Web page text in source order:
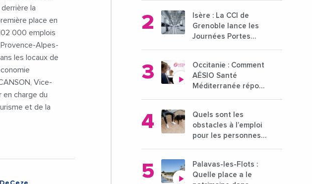
la
place en
000 emplois
Alpes-
les locaux de
Vice-
en charge du
et de la
pour l'enseignement
supérieur
Isère : La CCI de
Grenoble lance les
Journées Portes
21 octobre 2024
Occitanie : Comment
AÉSIO Santé
Méditerranée répond
médicaux ?
Quels sont les
obstacles à l’emploi
pour les personnes
Palavas-les-Flots :
Quelle place a le